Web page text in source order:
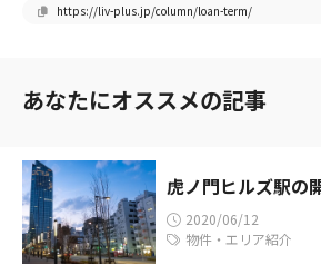
https://liv-plus.jp/column/loan-term/
あなたにオススメの記事
虎ノ門ヒルズ駅の
2020/06/12
物件・エリア紹介